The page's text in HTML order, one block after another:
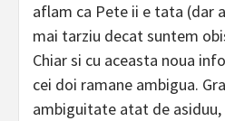
aflam ca Pete ii e tata (dar
mai tarziu decat suntem
Chiar si cu aceasta noua
cei doi ramane ambigua.
ambiguitate atat de